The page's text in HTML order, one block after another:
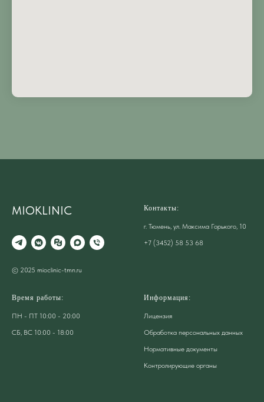
MIOKLINIC
© 2025 mioclinic-tmn.ru
Контакты:
г. Тюмень, ул. Максима Горького, 10
+7 (3452) 58 53 68
Время работы:
ПН - ПТ 10:00 - 20:00
СБ, ВС 10:00 - 18:00
Информация:
Лицензия
Обработка персональных данных
Нормативные документы
Контролирующие органы